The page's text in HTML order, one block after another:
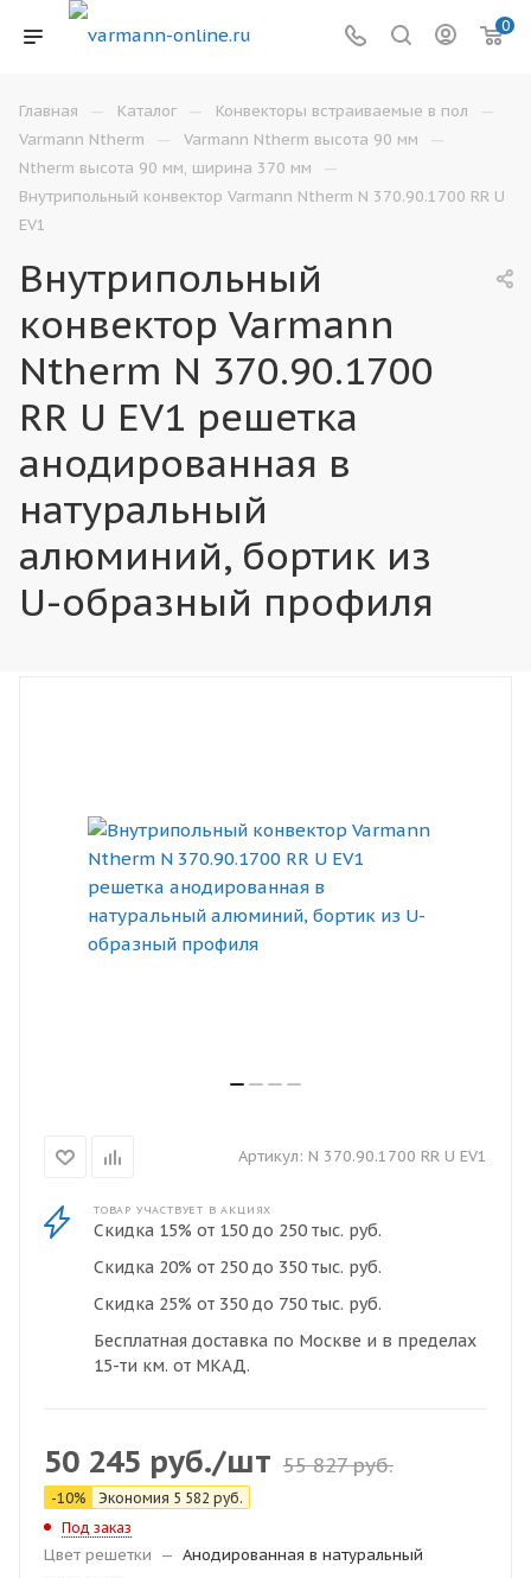
0
Главная — Каталог — Конвекторы встраиваемые в пол —
Varmann Ntherm — Varmann Ntherm высота 90 мм —
Ntherm высота 90 мм, ширина 370 мм —
Внутрипольный конвектор Varmann Ntherm N 370.90.1700 RR U
EV1
Внутрипольный
конвектор Varmann
Ntherm N 370.90.1700
RR U EV1 решетка
анодированная в
натуральный
алюминий, бортик из
U-образный профиля
Артикул: N 370.90.1700 RR U EV1
ТОВАР УЧАСТВУЕТ В АКЦИЯХ
Скидка 15% от 150 до 250 тыс. руб.
Скидка 20% от 250 до 350 тыс. руб.
Скидка 25% от 350 до 750 тыс. руб.
Бесплатная доставка по Москве и в пределах
15-ти км. от МКАД.
50 245 руб./шт 55 827руб.
-10% Экономия 5 582 руб.
Под заказ
Цвет решетки — Анодированная в натуральный